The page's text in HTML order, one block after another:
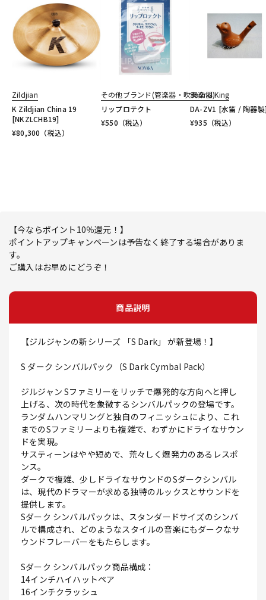
Zildjian
K Zildjian China 19
[NKZLCHB19]
¥80,300 （税込）
その他ブランド(管楽器・吹奏楽器)
リップロテクト
¥550 （税込）
Sound King
DA-ZV1 [水笛 / 陶器
¥935 （税込）
【今ならポイント10％還元！】
ポイントアップキャンペーンは予告なく終了する場合がありま
す。
ご購入はお早めにどうぞ！
商品説明
【ジルジャンの新シリーズ 「S Dark」 が新登場！】
S ダーク シンバルパック（S Dark Cymbal Pack）
ジルジャン Sファミリーをリッチで爆発的な方向へと押し
上げる、次の時代を象徴するシンバルパックの登場です。
ランダムハンマリングと独自のフィニッシュにより、これ
までのSファミリーよりも複雑で、わずかにドライなサウン
ドを実現。
サスティーンはやや短めで、荒々しく爆発力のあるレスポ
ンス。
ダークで複雑、少しドライなサウンドのSダークシンバル
は、現代のドラマーが求める独特のルックスとサウンドを
提供します。
Sダーク シンバルパックは、スタンダードサイズのシンバ
ルで構成され、どのようなスタイルの音楽にもダークなサ
ウンドフレーバーをもたらします。
Sダーク シンバルパック商品構成：
14インチハイハットペア
16インチクラッシュ